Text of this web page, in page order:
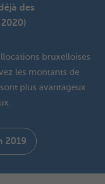
des
bruxelloises
les montants de
plus avantageux
2019